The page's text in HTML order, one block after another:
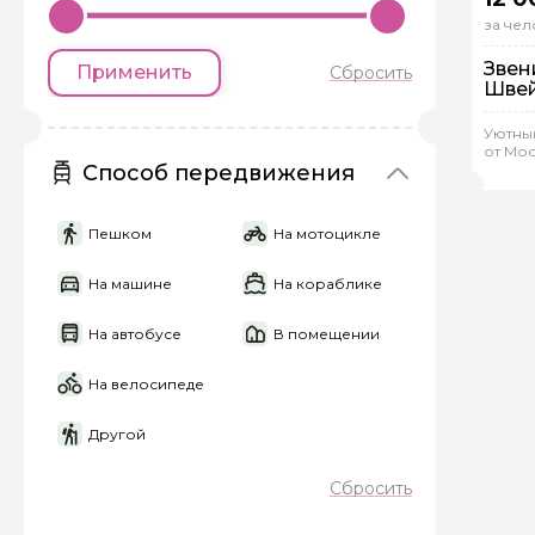
Применить Сбросить
Способ передвижения
Пешком На мотоцикле
На машине На кораблике
На автобусе В помещении
На велосипеде
Другой
Сбросить
за
от